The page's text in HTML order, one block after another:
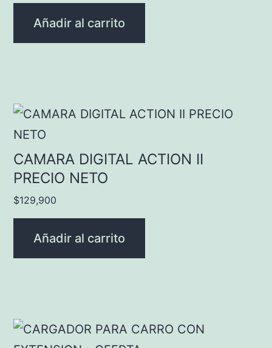
Añadir al carrito
CAMARA DIGITAL ACTION II
PRECIO NETO
$129,900
Añadir al carrito